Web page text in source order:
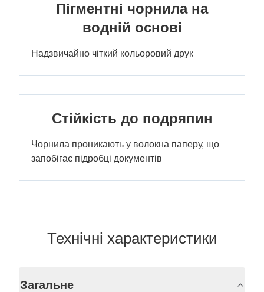
Пігментні чорнила на
водній основі
Надзвичайно чіткий кольоровий друк
Стійкість до подряпин
Чорнила проникають у волокна паперу, що
запобігає підробці документів
Технічні характеристики
Загальне